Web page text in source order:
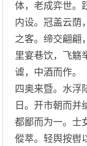
体，老成弈世。
内设。冠盖云荫
之客。缔交翩翩
里宴巷饮，飞觞
谑，中酒而作
四奥来暨。水浮
日。开市朝而并
都鄙而为一。士
傱萃。轻舆按辔